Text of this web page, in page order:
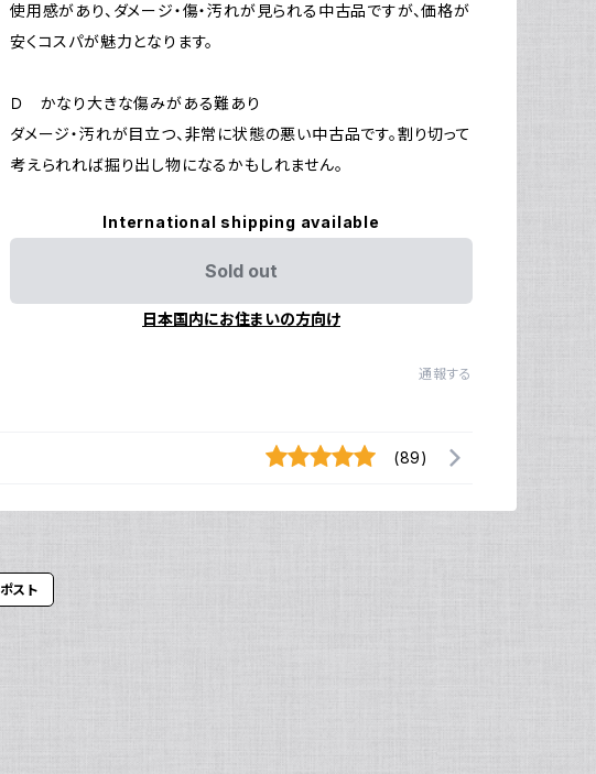
使用感があり、ダメージ・傷・汚れが見られる中古品ですが、価格が
安くコスパが魅力となります。
Ｄ かなり大きな傷みがある難あり
ダメージ・汚れが目立つ、非常に状態の悪い中古品です。割り切って
考えられれば掘り出し物になるかもしれません。
International shipping available
Sold out
日本国内にお住まいの方向け
通報する
(89)
ポスト